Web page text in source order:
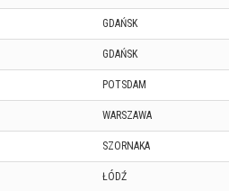
GDAŃSK
GDAŃSK
POTSDAM
WARSZAWA
SZORNAKA
ŁÓDŹ